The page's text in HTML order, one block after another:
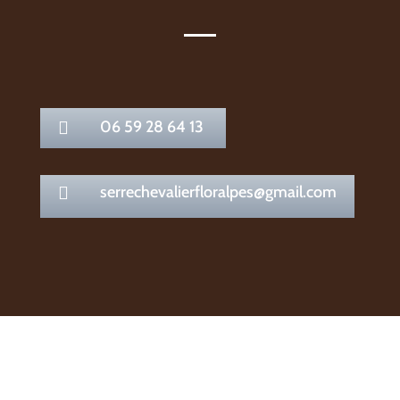
 06 59 28 64 13
 serrechevalierfloralpes@gmail.com